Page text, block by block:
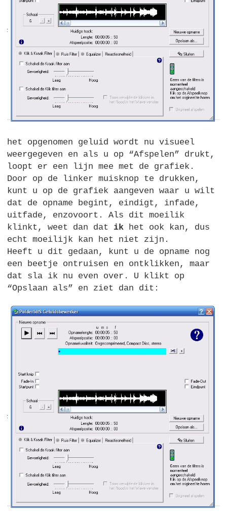
het opgenomen geluid wordt nu visueel
weergegeven en als u op “Afspelen” drukt,
loopt er een lijn mee met de grafiek.
Door op de linker muisknop te drukken,
kunt u op de grafiek aangeven waar u wilt
dat de opname begint, eindigt, infade,
uitfade, enzovoort. Als dit moeilik
klinkt, weet dan dat ik het ook kan, dus
echt moeilijk kan het niet zijn.
Heeft u dit gedaan, kunt u de opname nog
een beetje ontruisen en ontklikken, maar
dat sla ik nu even over. U klikt op
“Opslaan als” en ziet dan dit: